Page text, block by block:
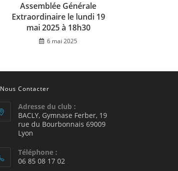
Assemblée Générale
Extraordinaire le lundi 19
mai 2025 à 18h30
6 mai 2025
Nous Contacter
Adresse du club :
BACLY, Gymnase Ferber, 19
rue du Bourbonnais 69009
Lyon
Téléphone :
06 85 08 17 02